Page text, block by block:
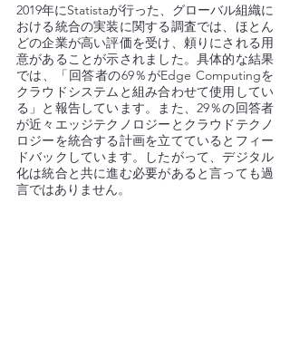
2019年にStatistaが行った、グローバル組織に
おける統合の実装に関する調査では、ほとん
どの企業が高い評価を受け、頼りにされる用
意があることが示されました。具体的な結果
では、「回答者の69％がEdge Computingを
クラウドシステムと組み合わせて使用してい
る」と報告しています。また、29％の回答者
が近々エッジテクノロジーとクラウドテクノ
ロジーを統合する計画を立てているとフィー
ドバックしています。したがって、デジタル
化は統合と共に進む必要があると言っても過
言ではありません。